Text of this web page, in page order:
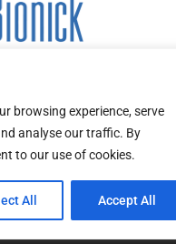
browsing experience, serve
analyse our traffic. By
to our use of cookies.
All Accept All